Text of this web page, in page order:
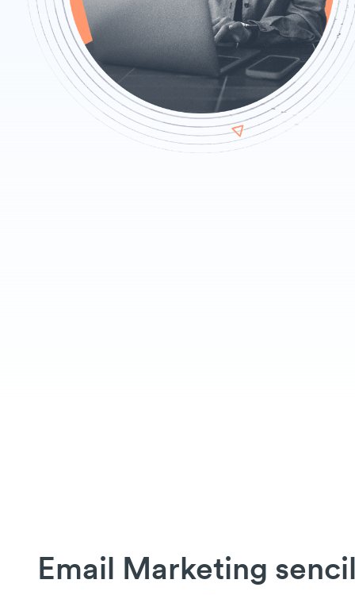
Email Marketing